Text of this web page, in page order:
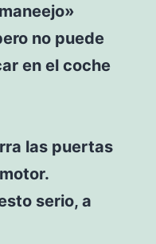
no puede
en el coche
las puertas
serio, a